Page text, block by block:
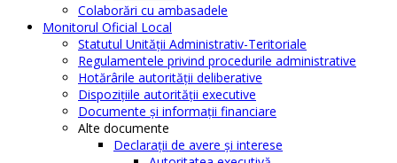
Colaborări cu ambasadele
Monitorul Oficial Local
Statutul Unităţii Administrativ-Teritoriale
Regulamentele privind procedurile administrative
Hotărârile autorităţii deliberative
Dispoziţiile autorităţii executive
Documente şi informaţii financiare
Alte documente
Declaraţii de avere şi interese